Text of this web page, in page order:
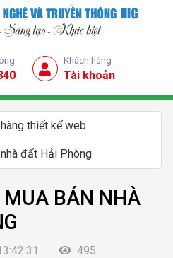
Khách hàng
Tài khoản
thiết kế web
đất Hải Phòng
MUA BÁN NHÀ
495